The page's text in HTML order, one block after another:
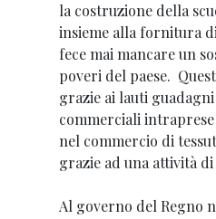
la costruzione della
insieme alla fornitura
fece mai mancare un
poveri del paese.
grazie ai lauti
commerciali
nel commercio di
grazie ad una attività
Al governo del Regno